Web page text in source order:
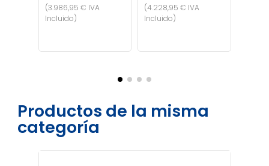
(3.986,95 € IVA
Incluido)
(4.228,95 € IVA
Incluido)
Productos de la misma
categoría